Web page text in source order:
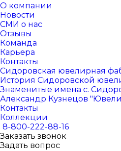
О компании
Новости
СМИ о нас
Отзывы
Команда
Карьера
Контакты
Сидоровская ювелирная
История Сидоровской
Знаменитые имена с.
Александр Кузнецов
Контакты
Коллекции
8-800-222-88-16
Заказать звонок
Задать вопрос